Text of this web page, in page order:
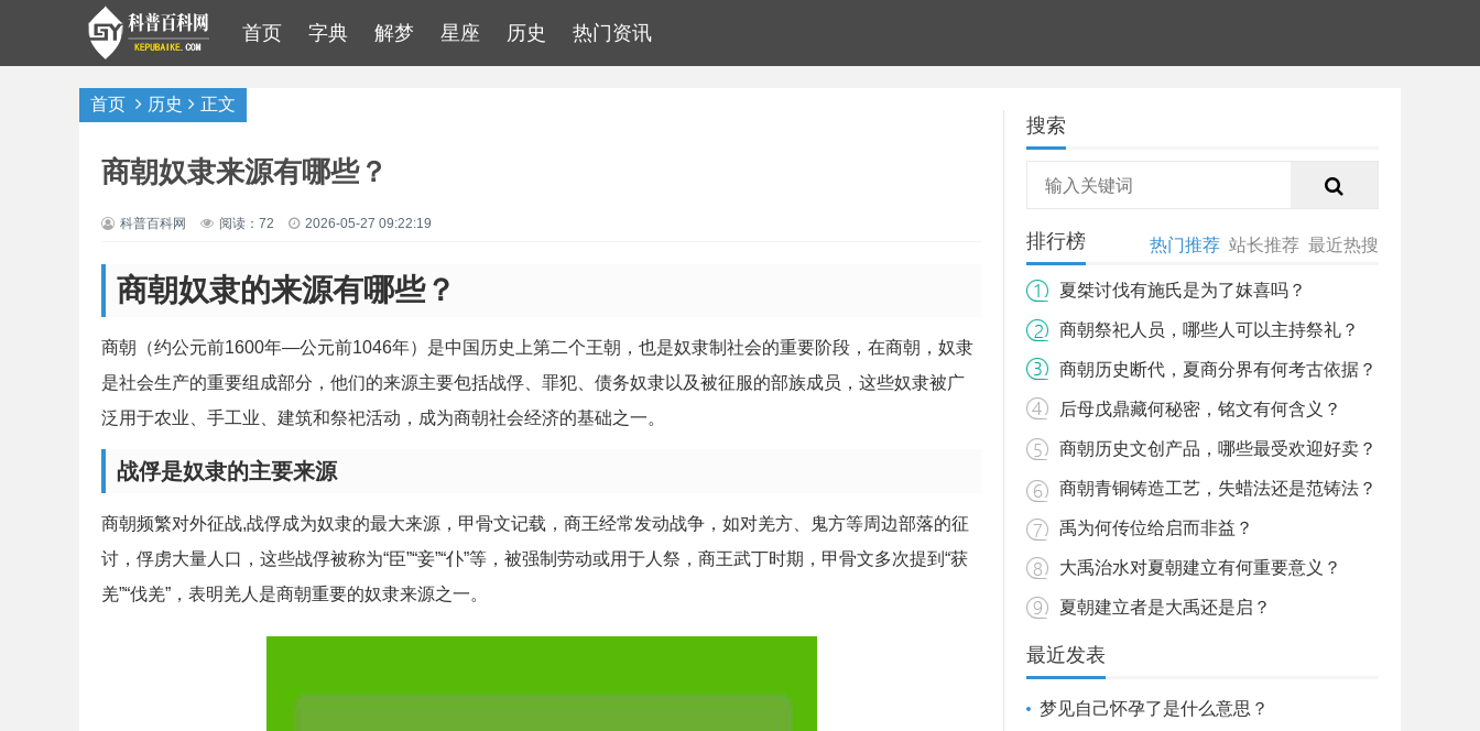
首页 字典 解梦 星座 历史 热门资讯
首页 历史 正文
商朝奴隶来源有哪些？
科普百科网 阅读：72 2026-05-27 09:22:19
商朝奴隶的来源有哪些？
商朝（约公元前1600年—公元前1046年）是中国历史上第二个王朝，也是奴隶制社会的重要阶段，在商朝，奴隶
是社会生产的重要组成部分，他们的来源主要包括战俘、罪犯、债务奴隶以及被征服的部族成员，这些奴隶被广
泛用于农业、手工业、建筑和祭祀活动，成为商朝社会经济的基础之一。
战俘是奴隶的主要来源
商朝频繁对外征战,战俘成为奴隶的最大来源，甲骨文记载，商王经常发动战争，如对羌方、鬼方等周边部落的征
讨，俘虏大量人口，这些战俘被称为“臣”“妾”“仆”等，被强制劳动或用于人祭，商王武丁时期，甲骨文多次提到“获
羌”“伐羌”，表明羌人是商朝重要的奴隶来源之一。
搜索
排行榜 热门推荐 站长推荐 最近热搜
夏桀讨伐有施氏是为了妺喜吗？
商朝祭祀人员，哪些人可以主持祭礼？
商朝历史断代，夏商分界有何考古依据？
后母戊鼎藏何秘密，铭文有何含义？
商朝历史文创产品，哪些最受欢迎好卖？
商朝青铜铸造工艺，失蜡法还是范铸法？
禹为何传位给启而非益？
大禹治水对夏朝建立有何重要意义？
夏朝建立者是大禹还是启？
最近发表
梦见自己怀孕了是什么意思？